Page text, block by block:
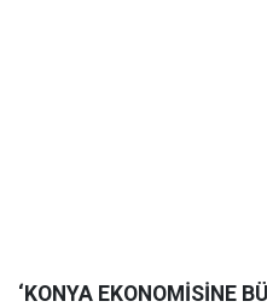
‘KONYA EKONOMİSİNE